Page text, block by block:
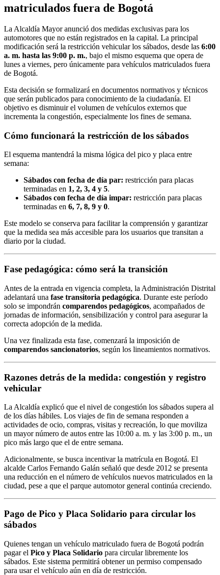
matriculados fuera de Bogotá
La Alcaldía Mayor anunció dos medidas exclusivas para los
automotores que no están registrados en la capital. La principal
modificación será la restricción vehicular los sábados, desde las 6:00
a. m. hasta las 9:00 p. m., bajo el mismo esquema que opera de
lunes a viernes, pero únicamente para vehículos matriculados fuera
de Bogotá.
Esta decisión se formalizará en documentos normativos y técnicos
que serán publicados para conocimiento de la ciudadanía. El
objetivo es disminuir el volumen de vehículos externos que
incrementa la congestión, especialmente los fines de semana.
Cómo funcionará la restricción de los sábados
El esquema mantendrá la misma lógica del pico y placa entre
semana:
Sábados con fecha de día par: restricción para placas
terminadas en 1, 2, 3, 4 y 5.
Sábados con fecha de día impar: restricción para placas
terminadas en 6, 7, 8, 9 y 0.
Este modelo se conserva para facilitar la comprensión y garantizar
que la medida sea más accesible para los usuarios que transitan a
diario por la ciudad.
Fase pedagógica: cómo será la transición
Antes de la entrada en vigencia completa, la Administración Distrital
adelantará una fase transitoria pedagógica. Durante este período
solo se impondrán comparendos pedagógicos, acompañados de
jornadas de información, sensibilización y control para asegurar la
correcta adopción de la medida.
Una vez finalizada esta fase, comenzará la imposición de
comparendos sancionatorios, según los lineamientos normativos.
Razones detrás de la medida: congestión y registro
vehicular
La Alcaldía explicó que el nivel de congestión los sábados supera al
de los días hábiles. Los viajes de fin de semana responden a
actividades de ocio, compras, visitas y recreación, lo que moviliza
un mayor número de autos entre las 10:00 a. m. y las 3:00 p. m., un
pico más largo que el de entre semana.
Adicionalmente, se busca incentivar la matrícula en Bogotá. El
alcalde Carlos Fernando Galán señaló que desde 2012 se presenta
una reducción en el número de vehículos nuevos matriculados en la
ciudad, pese a que el parque automotor general continúa creciendo.
Pago de Pico y Placa Solidario para circular los
sábados
Quienes tengan un vehículo matriculado fuera de Bogotá podrán
pagar el Pico y Placa Solidario para circular libremente los
sábados. Este sistema permitirá obtener un permiso compensado
para usar el vehículo aún en día de restricción.